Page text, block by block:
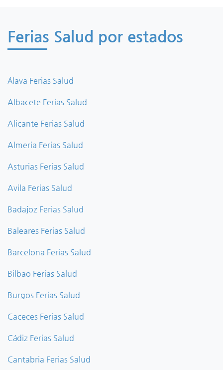
Ferias Salud por estados
Álava Ferias Salud
Albacete Ferias Salud
Alicante Ferias Salud
Almeria Ferias Salud
Asturias Ferias Salud
Avila Ferias Salud
Badajoz Ferias Salud
Baleares Ferias Salud
Barcelona Ferias Salud
Bilbao Ferias Salud
Burgos Ferias Salud
Caceces Ferias Salud
Cádiz Ferias Salud
Cantabria Ferias Salud